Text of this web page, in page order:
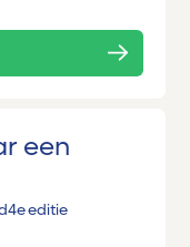
een
4e editie